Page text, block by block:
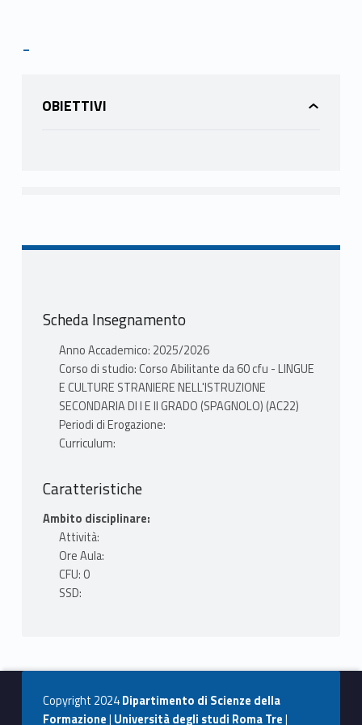
-
OBIETTIVI
Scheda Insegnamento
Anno Accademico: 2025/2026
Corso di studio: Corso Abilitante da 60 cfu - LINGUE
E CULTURE STRANIERE NELL'ISTRUZIONE
SECONDARIA DI I E II GRADO (SPAGNOLO) (AC22)
Periodi di Erogazione:
Curriculum:
Caratteristiche
Ambito disciplinare:
Attività:
Ore Aula:
CFU: 0
SSD:
Copyright 2024Dipartimento di Scienze della
Formazione| Università degli studi Roma Tre|